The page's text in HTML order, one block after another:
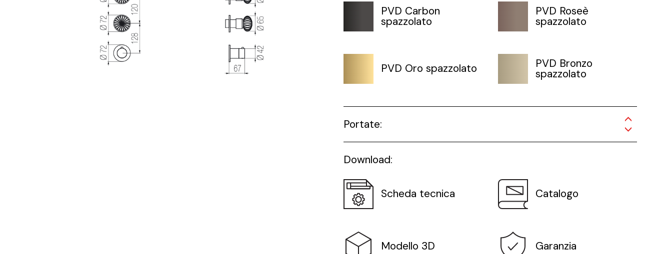
PVD Carbon
spazzolato
PVD Roseè
spazzolato
PVD Oro spazzolato PVD Bronzo
spazzolato
Portate:
Download:
Scheda tecnica Catalogo
Modello 3D Garanzia